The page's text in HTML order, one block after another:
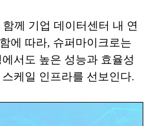
께 기업 데이터센터 내 연
에 따라, 슈퍼마이크로는
서도 높은 성능과 효율성
케일 인프라를 선보인다.